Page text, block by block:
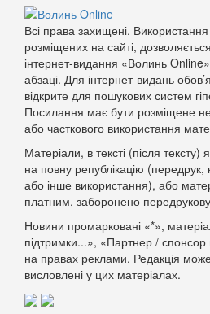
Всі права захищені.
розміщених на сайті,
інтернет-видання «Волинь
абзаці. Для інтернет-видань
відкрите для пошукових систем
Посилання має бути розміщене
або часткового використання
Матеріали, в тексті (після тексту)
на повну републікацію (передрук,
або інше використання), або
платним, заборонено
Новини промарковані «*»,
підтримки...», «Партнер / спонсор
на правах реклами. Редакція
висловлені у цих матеріалах.